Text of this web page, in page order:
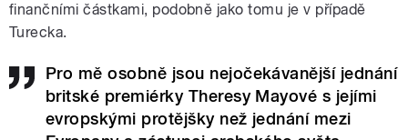
finančními částkami, podobně jako tomu je v případě
Turecka.
Pro mě osobně jsou nejočekávanější jednání
britské premiérky Theresy Mayové s jejími
evropskými protějšky než jednání mezi